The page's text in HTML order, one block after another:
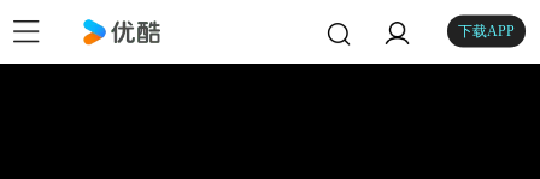
下载APP